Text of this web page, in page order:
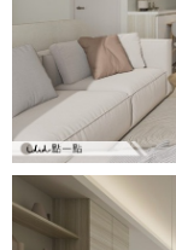
裝潢計算機
裝潢進階計算機
裝潢圖紙免費健檢
居家
商業空間
辦公室
其他
面積
小坪數
21~30坪
31~50坪
51坪以上
風格
現代
簡約
休閒
預算
150萬以內
151萬~250萬
設計好手
台北市
新北市
桃園 新竹 竹北
台中
360環景體驗
你家我家 Podcast
虛擬線上裝潢
房屋仲介方案
裝潢輕鬆點
設計專欄
系統櫃
綠建材
居家風水
老屋翻新
全站搜尋
線上賞屋
北部
台北市
徵設計師